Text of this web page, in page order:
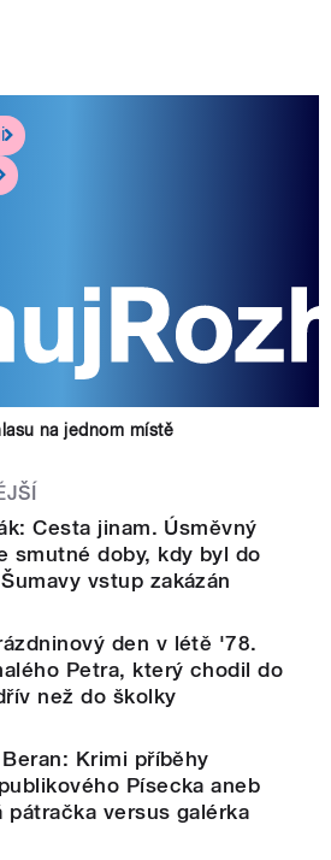
na jednom místě
Cesta jinam. Úsměvný
smutné doby, kdy byl do
vstup zakázán
den v létě '78.
Petra, který chodil do
než do školky
Krimi příběhy
Písecka aneb
pátračka versus galérka